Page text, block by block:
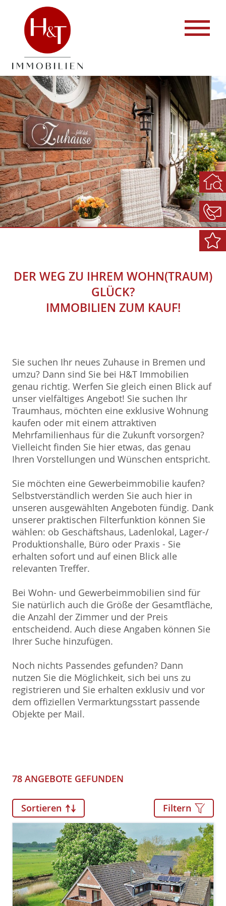
DER WEG ZU IHREM WOHN(TRAUM)
GLÜCK?
IMMOBILIEN ZUM KAUF!
Sie suchen Ihr neues Zuhause in Bremen und
umzu? Dann sind Sie bei H&T Immobilien
genau richtig. Werfen Sie gleich einen Blick auf
unser vielfältiges Angebot! Sie suchen Ihr
Traumhaus, möchten eine exklusive Wohnung
kaufen oder mit einem attraktiven
Mehrfamilienhaus für die Zukunft vorsorgen?
Vielleicht finden Sie hier etwas, das genau
Ihren Vorstellungen und Wünschen entspricht.
Sie möchten eine Gewerbeimmobilie kaufen?
Selbstverständlich werden Sie auch hier in
unseren ausgewählten Angeboten fündig. Dank
unserer praktischen Filterfunktion können Sie
wählen: ob Geschäftshaus, Ladenlokal, Lager-/
Produktionshalle, Büro oder Praxis - Sie
erhalten sofort und auf einen Blick alle
relevanten Treffer.
Bei Wohn- und Gewerbeimmobilien sind für
Sie natürlich auch die Größe der Gesamtfläche,
die Anzahl der Zimmer und der Preis
entscheidend. Auch diese Angaben können Sie
Ihrer Suche hinzufügen.
Noch nichts Passendes gefunden? Dann
nutzen Sie die Möglichkeit, sich bei uns zu
registrieren und Sie erhalten exklusiv und vor
dem offiziellen Vermarktungsstart passende
Objekte per Mail.
78 ANGEBOTE GEFUNDEN
Sortieren Filtern